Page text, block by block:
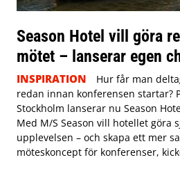
Season Hotel vill göra
mötet – lanserar egen
INSPIRATION
Hur får man
redan innan konferensen startar?
Stockholm lanserar nu Season
Med M/S Season vill hotellet göra
upplevelsen – och skapa ett mer
möteskoncept för konferenser,